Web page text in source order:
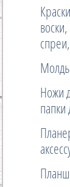
Ножи
папки